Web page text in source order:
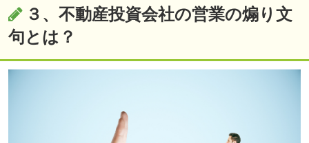
３、不動産投資会社の営業の煽り文
句とは？